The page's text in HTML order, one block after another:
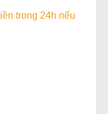
trong 24h nếu
TCM ADS số lượng